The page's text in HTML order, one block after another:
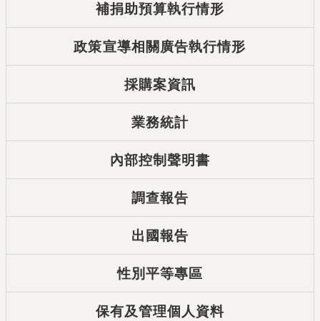
補捐助預算執行情形
政策宣導相關廣告執行情形
採購案資訊
業務統計
內部控制聲明書
調查報告
出國報告
性別平等專區
保有及管理個人資料